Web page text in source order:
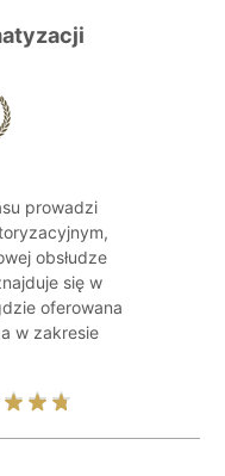
prowadzi
obsłudze
się w
oferowana
w zakresie